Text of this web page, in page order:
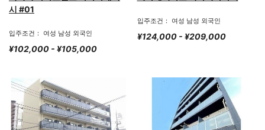
시 #01
입주조건： 여성 남성 외국인
¥102,000 - ¥105,000
입주조건： 여성 남성 외국인
¥124,000 - ¥209,000